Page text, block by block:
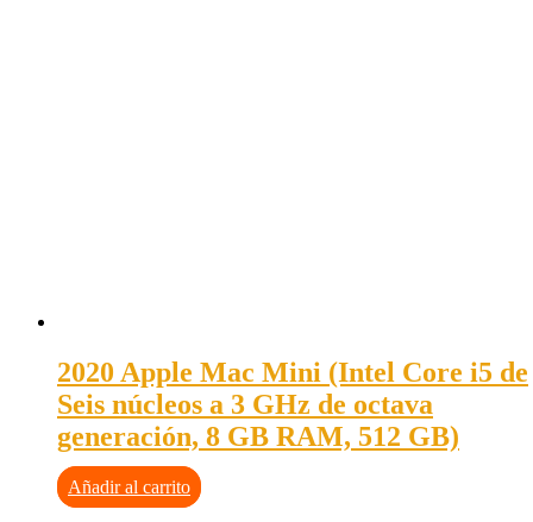
2020 Apple Mac Mini (Intel Core i5 de
Seis núcleos a 3 GHz de octava
generación, 8 GB RAM, 512 GB)
Añadir al carrito